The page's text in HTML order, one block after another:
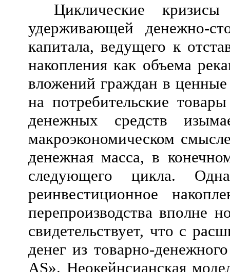
Циклические
удерживающей денежно-
капитала, ведущего к
накопления как объема
вложений граждан в ценные
на потребительские
денежных средств
макроэкономическом
денежная масса, в
следующего цикла.
реинвестиционное
перепроизводства вполне
свидетельствует, что с
денег из товарно-
AS». Неокейнсианская